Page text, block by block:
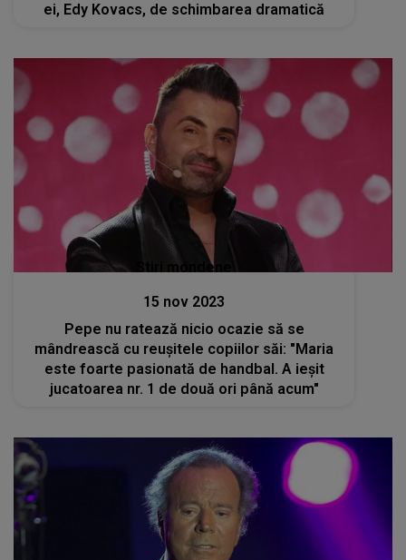
ei, Edy Kovacs, de schimbarea dramatică
Stiri mondene
15 nov 2023
Pepe nu ratează nicio ocazie să se
mândrească cu reușitele copiilor săi: "Maria
este foarte pasionată de handbal. A ieșit
jucatoarea nr. 1 de două ori până acum"